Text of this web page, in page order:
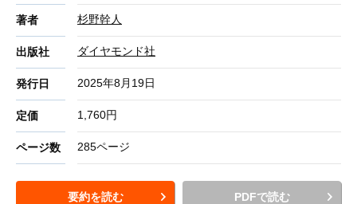
著者 杉野幹人
出版社 ダイヤモンド社
発行日 2025年8月19日
定価 1,760円
ページ数 285ページ
要約を読む PDFで読む